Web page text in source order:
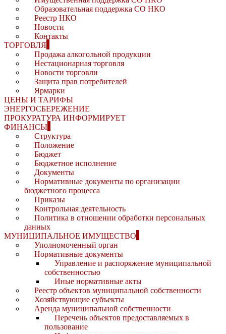
Образовательная поддержка СО НКО
Реестр НКО
Новости
Контакты
ТОРГОВЛЯ
Продажа алкогольной продукции
Нестационарная торговля
Новости торговли
Защита прав потребителей
Ярмарки
ЦЕНЫ И ТАРИФЫ
ЭНЕРГОСБЕРЕЖЕНИЕ
ПРОКУРАТУРА ИНФОРМИРУЕТ
ФИНАНСЫ
Структура
Положение
Бюджет
Бюджетное исполнение
Документы
Нормативные документы по организации
бюджетного процесса
Приказы
Контрольная деятельность
Политика в отношении обработки персональных
данных
МУНИЦИПАЛЬНОЕ ИМУЩЕСТВО
Уполномоченный орган
Нормативные документы
Управление и распоряжение муниципальной
собственностью
Иные нормативные акты
Реестр объектов муниципальной собственности
Хозяйствующие субъекты
Аренда муниципальной собственности
Перечень объектов предоставляемых в
пользование